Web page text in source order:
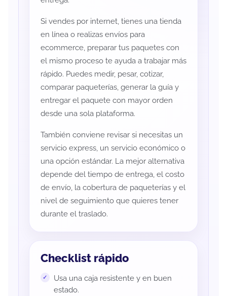
Si vendes por internet, tienes una tienda
en línea o realizas envíos para
ecommerce, preparar tus paquetes con
el mismo proceso te ayuda a trabajar más
rápido. Puedes medir, pesar, cotizar,
comparar paqueterías, generar la guía y
entregar el paquete con mayor orden
desde una sola plataforma.
También conviene revisar si necesitas un
servicio express, un servicio económico o
una opción estándar. La mejor alternativa
depende del tiempo de entrega, el costo
de envío, la cobertura de paqueterías y el
nivel de seguimiento que quieres tener
durante el traslado.
Checklist rápido
Usa una caja resistente y en buen
estado.